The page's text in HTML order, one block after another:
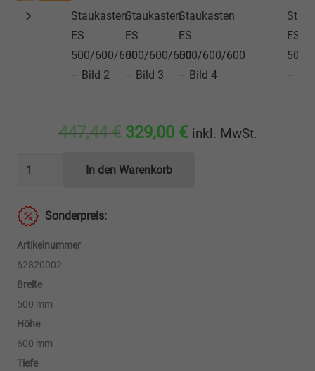
447,44€ Ursprünglicher
war:
329,00 €Aktueller
inkl. MwSt.
SALE
*
Edelstahl-
Staukasten
ES
500/600/600
Menge
In den Warenkorb
Sonderpreis:
Artikelnummer
62820002
Breite
500 mm
Höhe
600 mm
Tiefe